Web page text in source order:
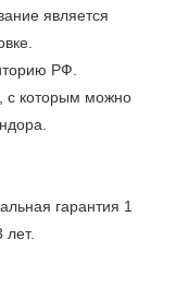
является
РФ.
с которым можно
гарантия 1
лет.